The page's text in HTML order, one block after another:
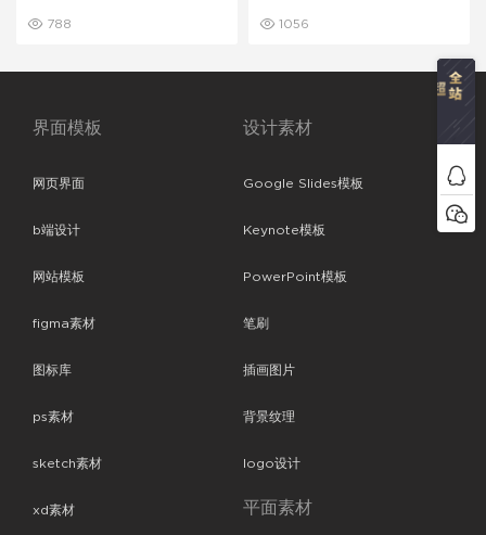
788 1056
界面模板
网页界面
b端设计
网站模板
figma素材
图标库
ps素材
sketch素材
xd素材
设计素材
Google Slides模板
Keynote模板
PowerPoint模板
笔刷
插画图片
背景纹理
logo设计
平面素材